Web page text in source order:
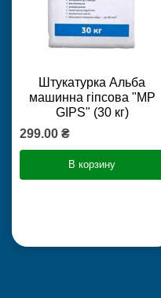
Штукатурка Альба
машинна гіпсова "MP
GIPS" (30 кг)
299.00 ₴
В корзину